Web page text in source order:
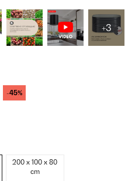
+3
-45%
200 x 100 x 80
cm